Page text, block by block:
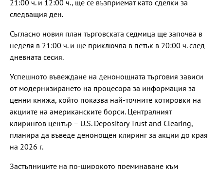
21:00 ч. и 12:00 ч., ще се възприемат като сделки за
следващия ден.
Съгласно новия план търговската седмица ще започва в
неделя в 21:00 ч. и ще приключва в петък в 20:00 ч. след
дневната сесия.
Успешното въвеждане на денонощната търговия зависи
от модернизирането на процесора за информация за
ценни книжа, който показва най-точните котировки на
акциите на американските борси. Централният
клирингов център – U.S. Depository Trust and Clearing,
планира да въведе денонощен клиринг за акции до края
на 2026 г.
Застъпниците на по-широкото преминаване към